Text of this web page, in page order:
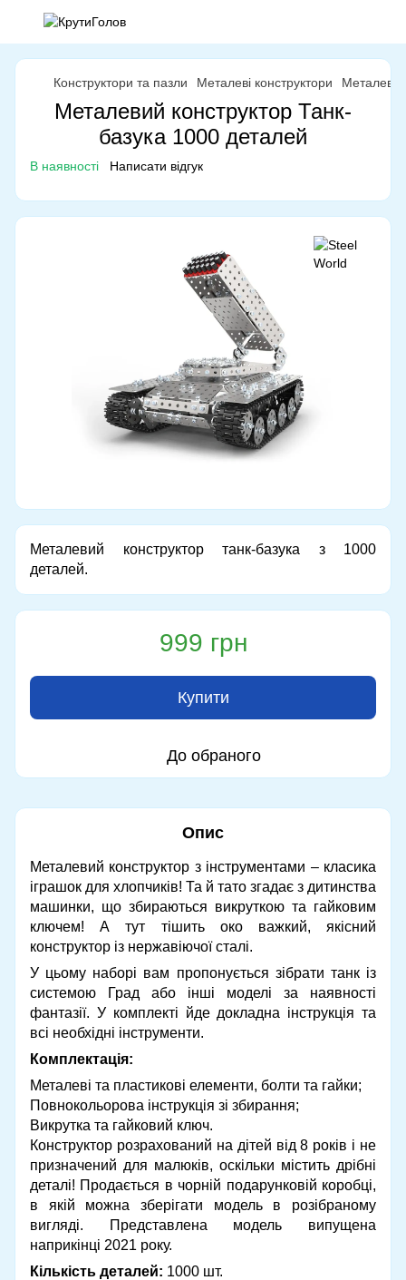
Конструктори та пазли Металеві конструктори Металеві
Металевий конструктор Танк-
базука 1000 деталей
В наявності Написати відгук
Металевий конструктор танк-базука з 1000
деталей.
999 грн
Купити
До обраного
Опис
Металевий конструктор з інструментами – класика
іграшок для хлопчиків! Та й тато згадає з дитинства
машинки, що збираються викруткою та гайковим
ключем! А тут тішить око важкий, якісний
конструктор із нержавіючої сталі.
У цьому наборі вам пропонується зібрати танк із
системою Град або інші моделі за наявності
фантазії. У комплекті йде докладна інструкція та
всі необхідні інструменти.
Комплектація:
Металеві та пластикові елементи, болти та гайки;
Повнокольорова інструкція зі збирання;
Викрутка та гайковий ключ.
Конструктор розрахований на дітей від 8 років і не
призначений для малюків, оскільки містить дрібні
деталі! Продається в чорній подарунковій коробці,
в якій можна зберігати модель в розібраному
вигляді. Представлена ​​модель випущена
наприкінці 2021 року.
Кількість деталей: 1000 шт.